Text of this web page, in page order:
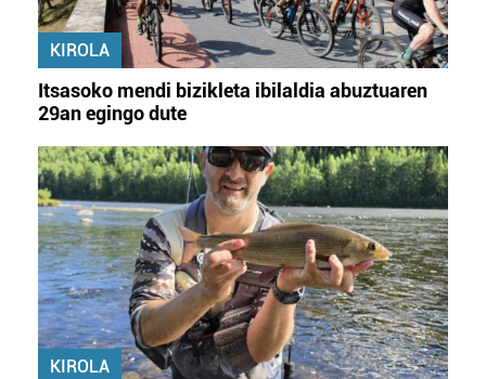
KIROLA
Itsasoko mendi bizikleta ibilaldia abuztuaren
29an egingo dute
KIROLA